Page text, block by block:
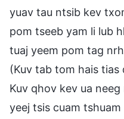
yuav tau ntsib kev
pom tseeb yam li lub
tuaj yeem pom tag
(Kuv tab tom hais
Kuv qhov kev ua
yeej tsis cuam